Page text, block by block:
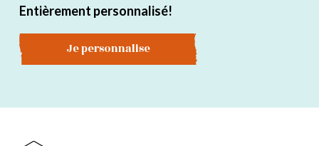
Entièrement personnalisé!
Je personnalise